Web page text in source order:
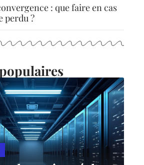
: que faire en cas
perdu ?